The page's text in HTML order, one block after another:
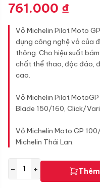
761.000 ₫
Vỏ Michelin Pilot Moto
dụng công nghệ vỏ của
thông. Cho hiệu suất
chất thể thao, độc đáo,
cao.
Vỏ Michelin Pilot
Blade 150/160, Click/
Vỏ Michelin Moto GP
Michelin Thái Lan.
− +